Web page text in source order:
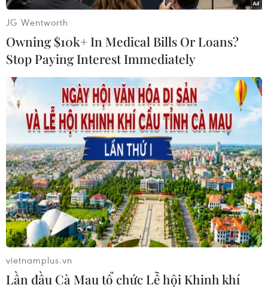
#Điện Kremlin #Tòa án quận Lefortovsky
#Tạm giam
#Nhà báo Mỹ
Theo dõi VietnamPlus
TIN LIÊN QUAN
JG Wentworth
Owning $10k+ In Medical Bills Or Loans?
Stop Paying Interest Immediately
vietnamplus.vn
Lần đầu Cà Mau tổ chức Lễ hội Khinh khí